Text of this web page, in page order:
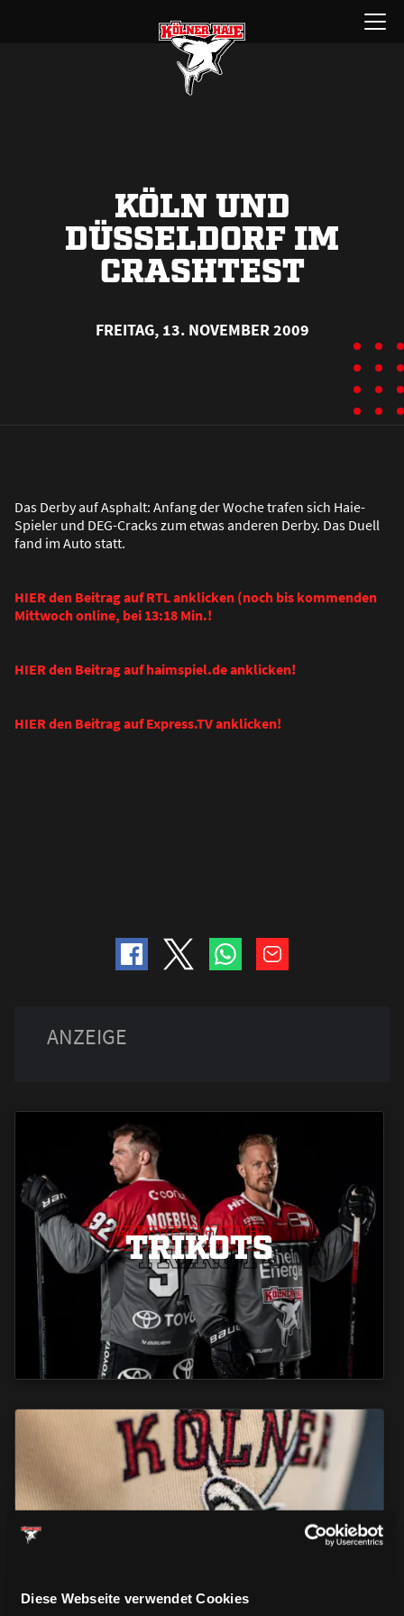
Diese Webseite verwendet Cookies
Menü
öffnen
KÖLN UND
DÜSSELDORF IM
CRASHTEST
FREITAG, 13. NOVEMBER 2009
Das Derby auf Asphalt: Anfang der Woche trafen sich Haie-
Spieler und DEG-Cracks zum etwas anderen Derby. Das Duell
fand im Auto statt.
HIER den Beitrag auf RTL anklicken (noch bis kommenden
Mittwoch online, bei 13:18 Min.!
HIER den Beitrag auf haimspiel.de anklicken!
HIER den Beitrag auf Express.TV anklicken!
TRIKOTS
TRIKOTS
TRIKOTS